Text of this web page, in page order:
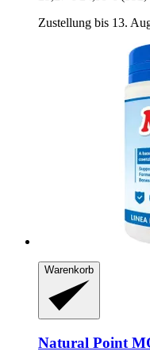
Zustellung bis 13.
Warenkorb
Natural Point